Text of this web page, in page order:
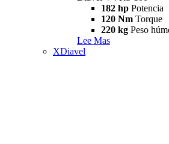
182 hp Potencia
120 Nm Torque
220 kg Peso
Lee Mas
XDiavel